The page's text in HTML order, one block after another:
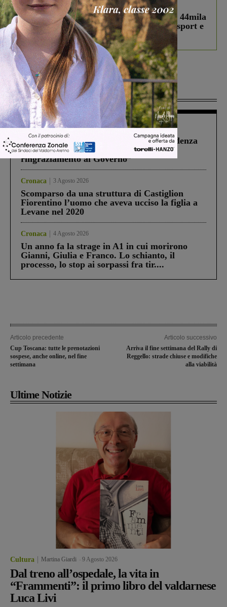
In vetrina 3 Agosto 2026
Estra Notizie agosto: Smart Cities, oltre 44mila
studenti coinvolti, torna il bando per lo sport e
debutta il podcast Estrair
Più lette
Figline Incisa Valdarno 1 Agosto 2026
Piscina di Figline finanziata oltre la scadenza
Pnrr, il gruppo di Fratelli d’Italia: “Un
ringraziamento al Governo”
Cronaca 3 Agosto 2026
Scomparso da una struttura di Castiglion
Fiorentino l’uomo che aveva ucciso la figlia a
Levane nel 2020
Cronaca 4 Agosto 2026
Un anno fa la strage in A1 in cui morirono
Gianni, Giulia e Franco. Lo schianto, il
processo, lo stop ai sorpassi fra tir....
Articolo precedente
Cup Toscana: tutte le prenotazioni
sospese, anche online, nel fine
settimana
Articolo successivo
Arriva il fine settimana del Rally di
Reggello: strade chiuse e modifiche
alla viabilità
Ultime Notizie
Cultura Martina Giardi 9 Agosto 2026
Dal treno all’ospedale, la vita in
“Frammenti”: il primo libro del valdarnese
Luca Livi